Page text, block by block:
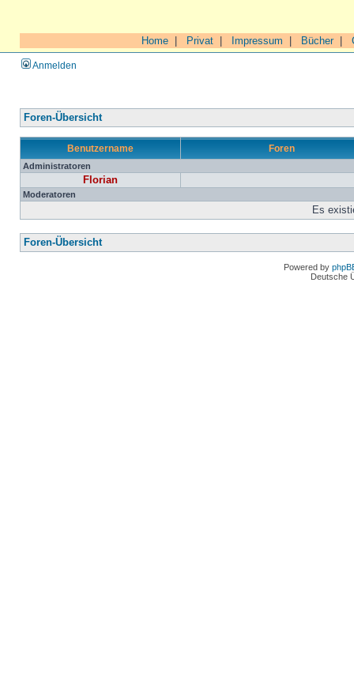
Home Privat Impressum Bücher|
Anmelden
Foren-Übersicht
Benutzername Foren
Administratoren
Florian
Moderatoren
Es
Foren-Übersicht
Powered by
Deutsche